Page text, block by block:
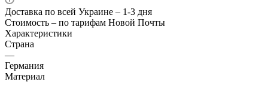
Доставка по всей Украине – 1-3 дня
Стоимость – по тарифам Новой Почты
Характеристики
Страна
—
Германия
Материал